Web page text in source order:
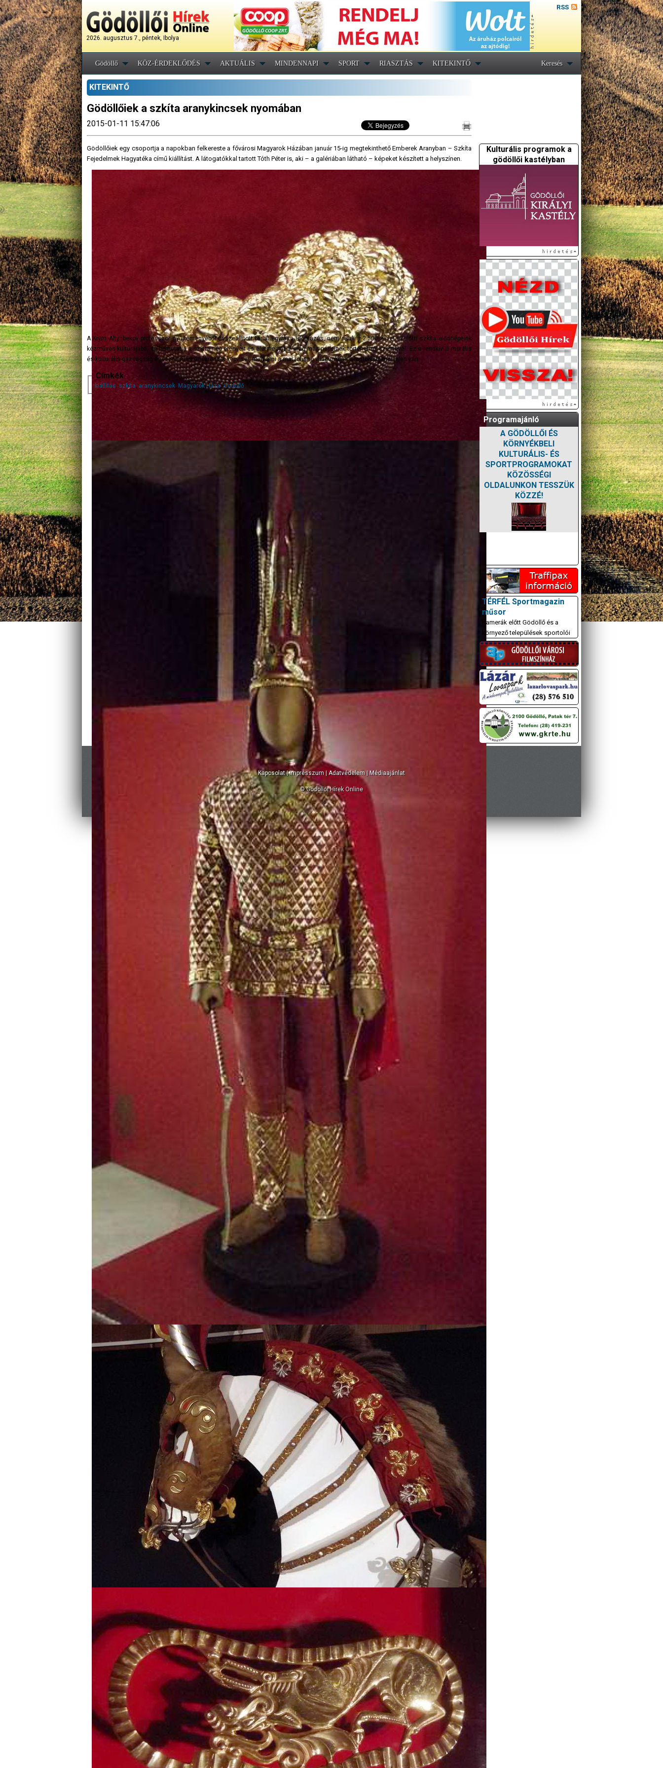
2026. augusztus 7., péntek, Ibolya
RSS
Gödöllő KÖZ-ÉRDEKLŐDÉS AKTUÁLIS MINDENNAPI SPORT RIASZTÁS KITEKINTŐ Keresés
KITEKINTŐ
Gödöllőiek a szkíta aranykincsek nyomában
2015-01-11 15:47:06
Gödöllőiek egy csoportja a napokban felkereste a fővárosi Magyarok Házában január 15-ig megtekinthető Emberek Aranyban – Szkíta
Fejedelmek Hagyatéka című kiállítást. A látogatókkal tartott Tóth Péter is, aki – a galériában látható – képeket készített a helyszínen.
A Krym Altynbekov professzor gyűjteményéből összeállított tárlat egyfajta időutazás, nem csak a 2.500 évvel ezelőtti szkíta elődnépeink
kézműves kultúrájába, de bemutatja a szkíta nép erényeit és életmódját a világ más népeinek történetírói szemével. Ez a rendkívüli morális
és kulturális gazdagság egészen más értékrendet képvisel, mint ami a mai rohanó világunkban a legtöbbünknél jelen van.
Címkék
kiállítás, szkíta, aranykincsek, Magyarok Háza,Gödöllő
Kulturális programok a
gödöllői kastélyban
Programajánló
A GÖDÖLLŐI ÉS
KÖRNYÉKBELI
KULTURÁLIS- ÉS
SPORTPROGRAMOKAT
KÖZÖSSÉGI
OLDALUNKON TESSZÜK
KÖZZÉ!
TÉRFÉL Sportmagazin
műsor
Kamerák előtt Gödöllő és a
környező települések sportolói
Kapcsolat|Impresszum | Adatvédelem| Médiaajánlat
© Gödöllői Hírek Online